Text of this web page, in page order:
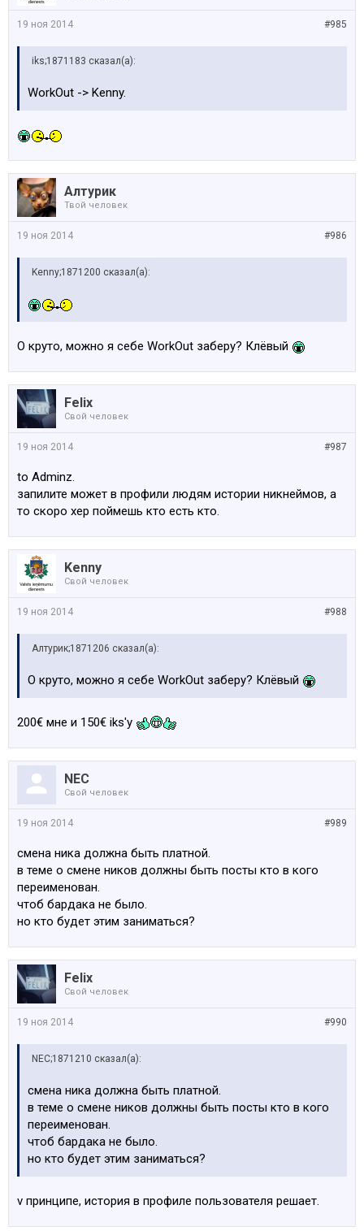
#985
19 ноя 2014
iks;1871183 сказал(а):
WorkOut -> Kenny.
Алтурик
Твой человек
#986
19 ноя 2014
Kenny;1871200 сказал(а):
О круто, можно я себе WorkOut заберу? Клёвый
Felix
Свой человек
#987
19 ноя 2014
to Adminz.
запилите может в профили людям истории никнеймов, а
то скоро хер поймешь кто есть кто.
Kenny
Свой человек
#988
19 ноя 2014
Алтурик;1871206 сказал(а):
О круто, можно я себе WorkOut заберу? Клёвый
200€ мне и 150€ iks'у
NEC
Свой человек
#989
19 ноя 2014
смена ника должна быть платной.
в теме о смене ников должны быть посты кто в кого
переименован.
чтоб бардака не было.
но кто будет этим заниматься?
Felix
Свой человек
#990
19 ноя 2014
NEC;1871210 сказал(а):
смена ника должна быть платной.
в теме о смене ников должны быть посты кто в кого
переименован.
чтоб бардака не было.
но кто будет этим заниматься?
v принципе, история в профиле пользователя решает.